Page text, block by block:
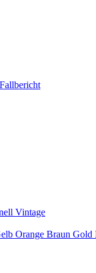
Fallbericht
Vintage
Orange Braun Gold